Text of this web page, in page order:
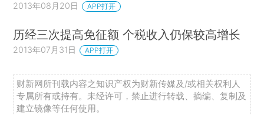
2013年08月20日 APP打开
历经三次提高免征额 个税收入仍保较高增长
2013年07月31日 APP打开
财新网所刊载内容之知识产权为财新传媒及/或相关权利人
专属所有或持有。未经许可，禁止进行转载、摘编、复制及
建立镜像等任何使用。